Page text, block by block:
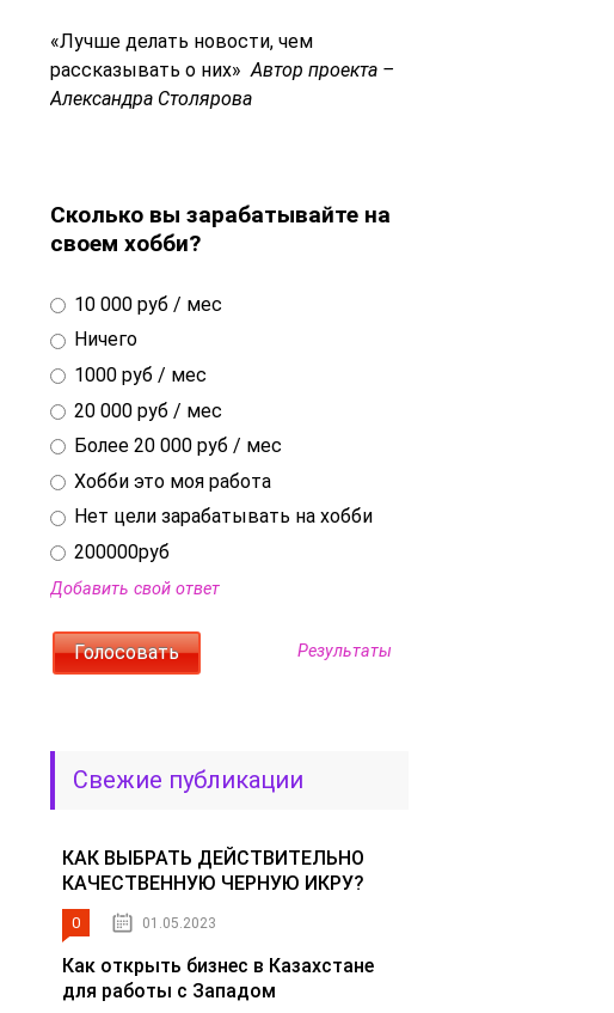
«Лучше делать новости, чем
рассказывать о них»Автор проекта –
Александра Столярова
Сколько вы зарабатывайте на
своем хобби?
10 000 руб / мес
Ничего
1000 руб / мес
20 000 руб / мес
Более 20 000 руб / мес
Хобби это моя работа
Нет цели зарабатывать на хобби
200000руб
Добавить свой ответ
Результаты
Свежие публикации
КАК ВЫБРАТЬ ДЕЙСТВИТЕЛЬНО
КАЧЕСТВЕННУЮ ЧЕРНУЮ ИКРУ?
0 01.05.2023
Как открыть бизнес в Казахстане
для работы с Западом